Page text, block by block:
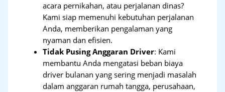
acara pernikahan, atau perjalanan dinas?
Kami siap memenuhi kebutuhan perjalanan
Anda, memberikan pengalaman yang
nyaman dan efisien.
Tidak Pusing Anggaran Driver: Kami
membantu Anda mengatasi beban biaya
driver bulanan yang sering menjadi masalah
dalam anggaran rumah tangga, perusahaan,